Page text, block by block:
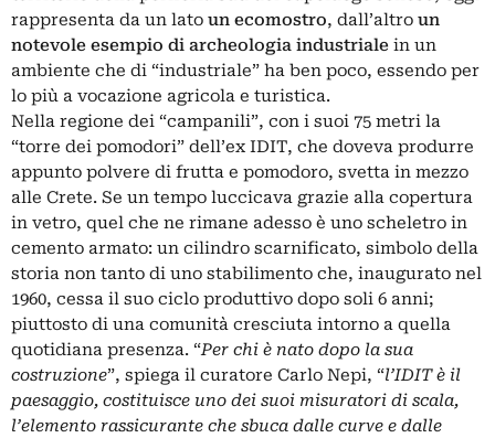
rappresenta da un lato un ecomostro, dall’altro un
notevole esempio di archeologia industriale in un
ambiente che di “industriale” ha ben poco, essendo per
lo più a vocazione agricola e turistica.
Nella regione dei “campanili”, con i suoi 75 metri la
“torre dei pomodori” dell’ex IDIT, che doveva produrre
appunto polvere di frutta e pomodoro, svetta in mezzo
alle Crete. Se un tempo luccicava grazie alla copertura
in vetro, quel che ne rimane adesso è uno scheletro in
cemento armato: un cilindro scarnificato, simbolo della
storia non tanto di uno stabilimento che, inaugurato nel
1960, cessa il suo ciclo produttivo dopo soli 6 anni;
piuttosto di una comunità cresciuta intorno a quella
quotidiana presenza. “Per chi è nato dopo la sua
costruzione”, spiega il curatore Carlo Nepi, “l’IDIT è il
paesaggio, costituisce uno dei suoi misuratori di scala,
l’elemento rassicurante che sbuca dalle curve e dalle